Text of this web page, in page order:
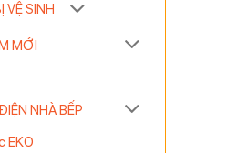
VỆ SINH
MỚI
NHÀ BẾP
EKO